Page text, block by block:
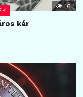
16
kár